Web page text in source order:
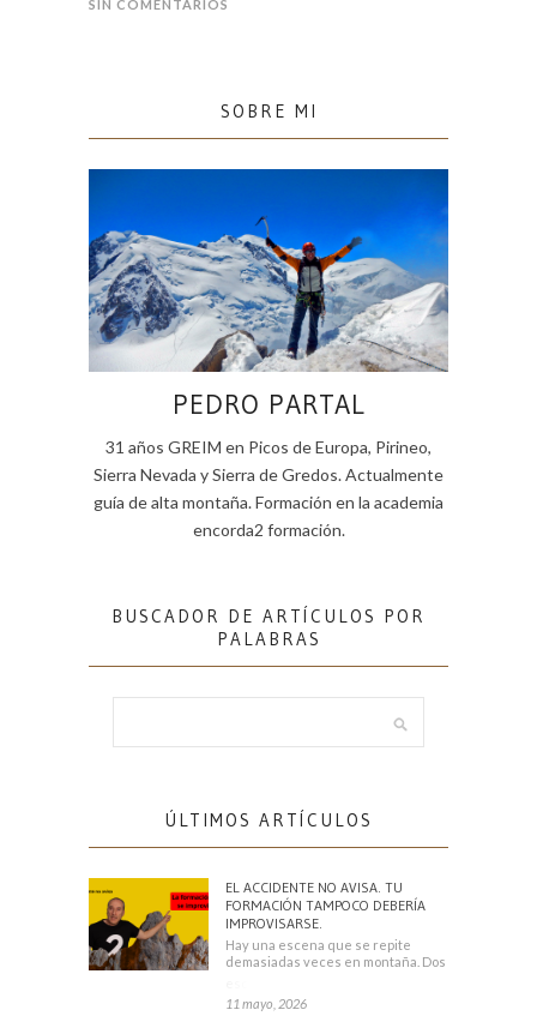
SIN COMENTARIOS
SOBRE MI
PEDRO PARTAL
31 años GREIM en Picos de Europa, Pirineo,
Sierra Nevada y Sierra de Gredos. Actualmente
guía de alta montaña. Formación en la academia
encorda2 formación.
BUSCADOR DE ARTÍCULOS POR
PALABRAS
ÚLTIMOS ARTÍCULOS
EL ACCIDENTE NO AVISA. TU
FORMACIÓN TAMPOCO DEBERÍA
IMPROVISARSE.
Hay una escena que se repite
demasiadas veces en montaña. Dos
11 mayo, 2026